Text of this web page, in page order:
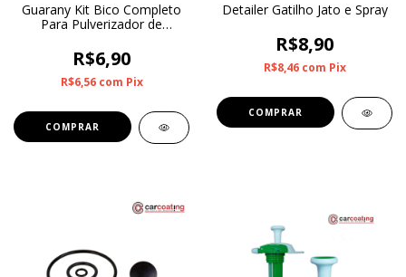
Guarany Kit Bico Completo
Para Pulverizador de
Com 3 Peças
R$6,90
R$6,56 com Pix
Detailer Gatilho Jato e Spray
R$8,90
R$8,46 com Pix